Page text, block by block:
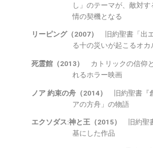
し」のテーマが、敵対
情の契機となる
リーピング（2007）
旧約聖書「出
る十の災いが起こるオカ
死霊館（2013）
カトリックの信仰
れるホラー映画
ノア 約束の舟（2014）
旧約聖書『
アの方舟」の物語
エクソダス:神と王（2015）
旧約
基にした作品